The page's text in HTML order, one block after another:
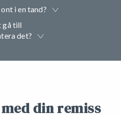
i en tand?
gå till
det?
din remiss